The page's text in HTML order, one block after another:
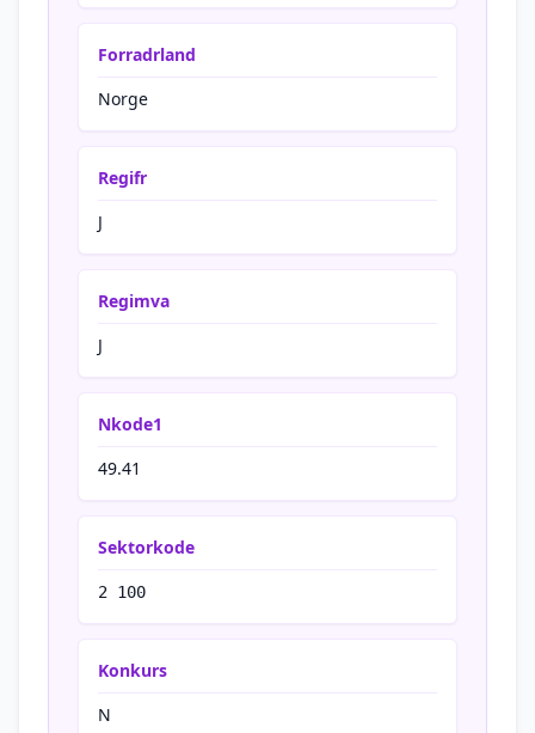
Forradrland
Norge
Regifr
J
Regimva
J
Nkode1
49.41
Sektorkode
2 100
Konkurs
N